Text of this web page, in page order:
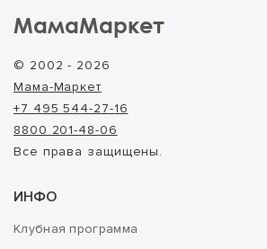
МамаМаркет
© 2002 - 2026
Мама-Маркет
+7 495 544-27-16
8800 201-48-06
Все права защищены.
ИНФО
Клубная программа